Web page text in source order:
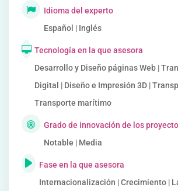
Idioma del experto
Español | Inglés
Tecnología en la que asesora
Desarrollo y Diseño páginas Web |
Digital | Diseño e Impresión 3D |
Transporte marítimo
Grado de innovación de los
Notable | Media
Fase en la que asesora
Internacionalización | Crecimiento |